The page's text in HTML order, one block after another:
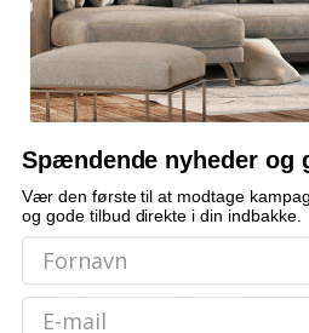
Bordmodel
isterningmaskine - 9
terninger på 6 min.,
selvrensende, sort
Vejl. pris 569,- 509,-
Snart på lager
Vetoquinol
ormekur
- 2,5-5 kg,
Udsolgt
ALTERNATIVE VARER
Spændende nyheder og
Vær den første til at modtage
og gode tilbud direkte i din indbakke.
Email